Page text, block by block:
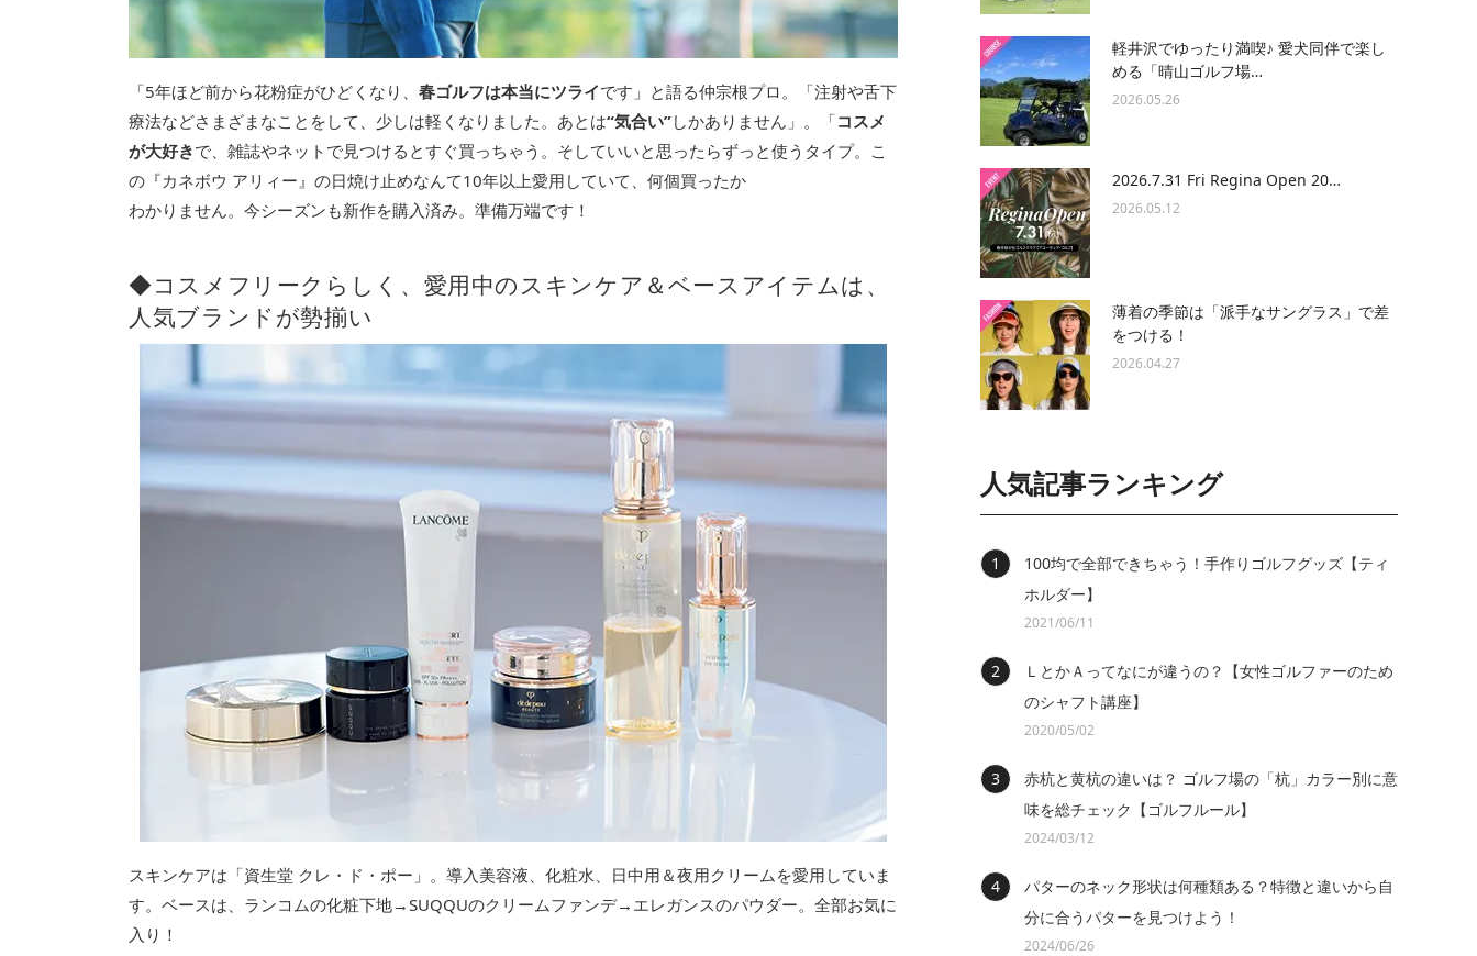
「5年ほど前から花粉症がひどくなり、 春ゴルフは本当にツライです」と語る仲宗根プロ。「注射や舌下
療法などさまざまなことをして、少しは軽くなりました。あとは“気合い”しかありません」。「コスメ
が大好きで、雑誌やネットで見つけるとすぐ買っちゃう。そしていいと思ったらずっと使うタイプ。こ
の『カネボウ アリィー』の日焼け止めなんて10年以上愛用していて、何個買ったか
わかりません。今シーズンも新作を購入済み。準備万端です！
◆コスメフリークらしく、愛用中のスキンケア＆ベースアイテムは、
人気ブランドが勢揃い
スキンケアは「資生堂 クレ・ド・ポー」。導入美容液、化粧水、日中用＆夜用クリームを愛用していま
す。ベースは、ランコムの化粧下地→SUQQUのクリームファンデ→エレガンスのパウダー。全部お気に
入り！
軽井沢でゆったり満喫♪ 愛犬同伴で楽し
める「晴山ゴルフ場…
2026.05.26
2026.7.31 Fri Regina Open 20…
2026.05.12
薄着の季節は「派手なサングラス」で差
をつける！
2026.04.27
人気記事ランキング
100均で全部できちゃう！手作りゴルフグッズ【ティ
ホルダー】
2021/06/11
ＬとかＡってなにが違うの？【女性ゴルファーのため
のシャフト講座】
2020/05/02
赤杭と黄杭の違いは？ ゴルフ場の「杭」カラー別に意
味を総チェック【ゴルフルール】
2024/03/12
パターのネック形状は何種類ある？特徴と違いから自
分に合うパターを見つけよう！
2024/06/26